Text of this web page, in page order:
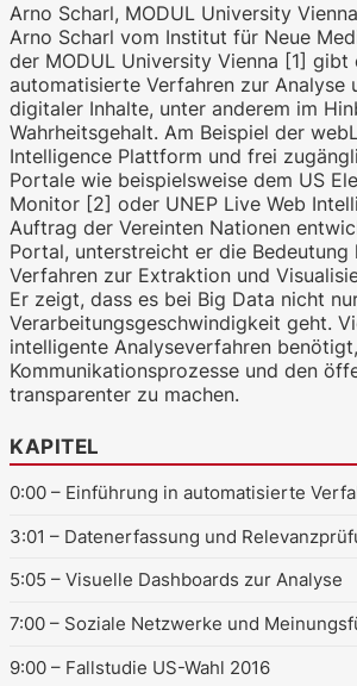
Arno Scharl, MODUL University
Arno Scharl vom Institut für Neue
der MODUL University Vienna [1] gibt
automatisierte Verfahren zur Analyse
digitaler Inhalte, unter anderem im
Wahrheitsgehalt. Am Beispiel der
Intelligence Plattform und frei
Portale wie beispielsweise dem US
Monitor [2] oder UNEP Live Web
Auftrag der Vereinten Nationen
Portal, unterstreicht er die
Verfahren zur Extraktion und
Er zeigt, dass es bei Big Data nicht
Verarbeitungsgeschwindigkeit geht.
intelligente Analyseverfahren
Kommunikationsprozesse und den
transparenter zu machen.
KAPITEL
0:00 – Einführung in automatisierte
3:01 – Datenerfassung und
5:05 – Visuelle Dashboards zur Analyse
7:00 – Soziale Netzwerke und
9:00 – Fallstudie US-Wahl 2016
WKO.tv KI (lokales LLM
26b-a4b-it, Blackwell)